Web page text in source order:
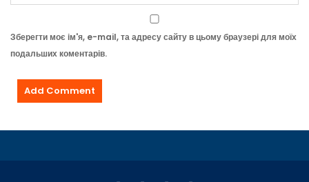
Зберегти моє ім'я, e-mail, та адресу сайту в цьому браузері для моїх
подальших коментарів.